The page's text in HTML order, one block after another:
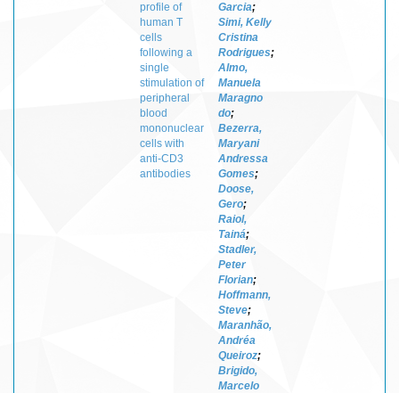
profile of
human T
cells
following a
single
stimulation of
peripheral
blood
mononuclear
cells with
anti-CD3
antibodies
Garcia;
Simi, Kelly
Cristina
Rodrigues;
Almo,
Manuela
Maragno
do;
Bezerra,
Maryani
Andressa
Gomes;
Doose,
Gero;
Raiol,
Tainá;
Stadler,
Peter
Florian;
Hoffmann,
Steve;
Maranhão,
Andréa
Queiroz;
Brigido,
Marcelo